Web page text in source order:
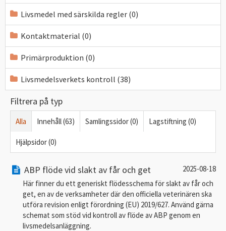
Livsmedel med särskilda regler (0)
Kontaktmaterial (0)
Primärproduktion (0)
Livsmedelsverkets kontroll (38)
Filtrera på typ
Alla Innehåll (63) Samlingssidor (0) Lagstiftning (0)
Hjälpsidor (0)
ABP flöde vid slakt av får och get
2025-08-18
Här finner du ett generiskt flödesschema för slakt av får och
get, en av de verksamheter där den officiella veterinären ska
utföra revision enligt förordning (EU) 2019/627. Använd gärna
schemat som stöd vid kontroll av flöde av ABP genom en
livsmedelsanläggning.